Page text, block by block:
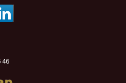
46